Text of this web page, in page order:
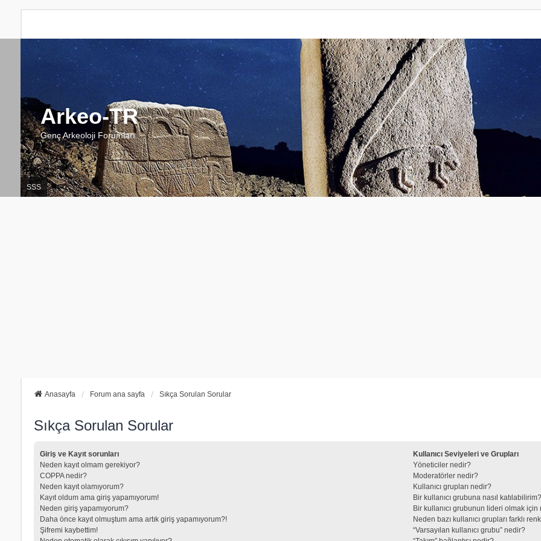
Arkeo-TR
Genç Arkeoloji Forumları
SSS
Anasayfa Forum ana sayfa Sıkça Sorulan Sorular
Sıkça Sorulan Sorular
Giriş ve Kayıt sorunları
Neden kayıt olmam gerekiyor?
COPPA nedir?
Neden kayıt olamıyorum?
Kayıt oldum ama giriş yapamıyorum!
Neden giriş yapamıyorum?
Daha önce kayıt olmuştum ama artık giriş yapamıyorum?!
Şifremi kaybettim!
Kullanıcı Seviyeleri ve Grupları
Yöneticiler nedir?
Moderatörler nedir?
Kullanıcı grupları nedir?
Bir kullanıcı grubuna nasıl katılabilirim?
Bir kullanıcı grubunun lideri olmak
Neden bazı kullanıcı grupları farklı
“Varsayılan kullanıcı grubu” nedir?